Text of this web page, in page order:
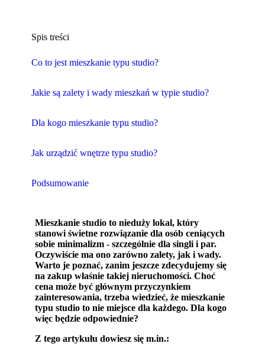
Spis treści
Co to jest mieszkanie typu studio?
Jakie są zalety i wady mieszkań w typie studio?
Dla kogo mieszkanie typu studio?
Jak urządzić wnętrze typu studio?
Podsumowanie
Mieszkanie studio to nieduży lokal, który
stanowi świetne rozwiązanie dla osób ceniących
sobie minimalizm - szczególnie dla singli i par.
Oczywiście ma ono zarówno zalety, jak i wady.
Warto je poznać, zanim jeszcze zdecydujemy się
na zakup właśnie takiej nieruchomości. Choć
cena może być głównym przyczynkiem
zainteresowania, trzeba wiedzieć, że mieszkanie
typu studio to nie miejsce dla każdego. Dla kogo
więc będzie odpowiednie?
Z tego artykułu dowiesz się m.in.: